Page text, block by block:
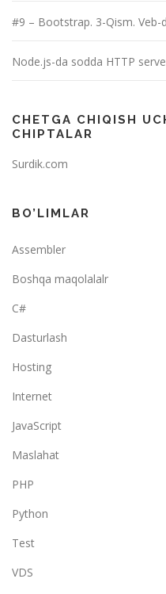
#9 – Bootstrap. 3-Qism. Veb-
Node.js-da sodda HTTP
CHETGA CHIQISH
CHIPTALAR
Surdik.com
BO’LIMLAR
Assembler
Boshqa maqolalalr
C#
Dasturlash
Hosting
Internet
JavaScript
Maslahat
PHP
Python
Test
VDS